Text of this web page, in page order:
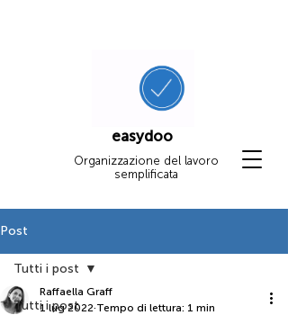
easydoo
Organizzazione del lavoro
semplificata
Post
Tutti i post
Tutti i post
Raffaella Graff
1 lug 2022 Tempo di lettura: 1 min